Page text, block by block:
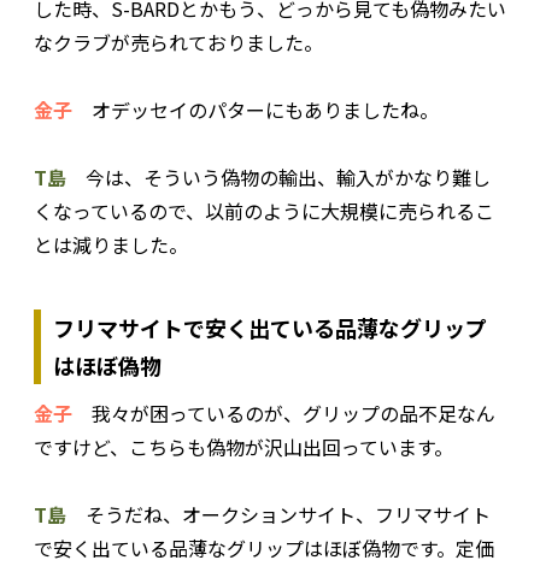
した時、S-BARDとかもう、どっから見ても偽物みたい
なクラブが売られておりました。
金子 オデッセイのパターにもありましたね。
T島 今は、そういう偽物の輸出、輸入がかなり難し
くなっているので、以前のように大規模に売られるこ
とは減りました。
フリマサイトで安く出ている品薄なグリップ
はほぼ偽物
金子 我々が困っているのが、グリップの品不足なん
ですけど、こちらも偽物が沢山出回っています。
T島 そうだね、オークションサイト、フリマサイト
で安く出ている品薄なグリップはほぼ偽物です。定価